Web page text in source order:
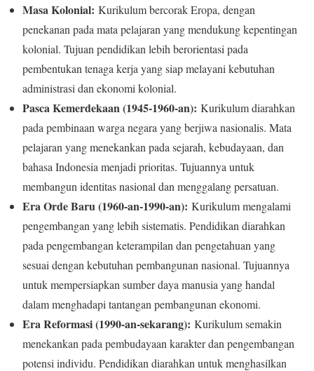
Masa Kolonial: Kurikulum bercorak Eropa, dengan
penekanan pada mata pelajaran yang mendukung kepentingan
kolonial. Tujuan pendidikan lebih berorientasi pada
pembentukan tenaga kerja yang siap melayani kebutuhan
administrasi dan ekonomi kolonial.
Pasca Kemerdekaan (1945-1960-an): Kurikulum diarahkan
pada pembinaan warga negara yang berjiwa nasionalis. Mata
pelajaran yang menekankan pada sejarah, kebudayaan, dan
bahasa Indonesia menjadi prioritas. Tujuannya untuk
membangun identitas nasional dan menggalang persatuan.
Era Orde Baru (1960-an-1990-an): Kurikulum mengalami
pengembangan yang lebih sistematis. Pendidikan diarahkan
pada pengembangan keterampilan dan pengetahuan yang
sesuai dengan kebutuhan pembangunan nasional. Tujuannya
untuk mempersiapkan sumber daya manusia yang handal
dalam menghadapi tantangan pembangunan ekonomi.
Era Reformasi (1990-an-sekarang): Kurikulum semakin
menekankan pada pembudayaan karakter dan pengembangan
potensi individu. Pendidikan diarahkan untuk menghasilkan